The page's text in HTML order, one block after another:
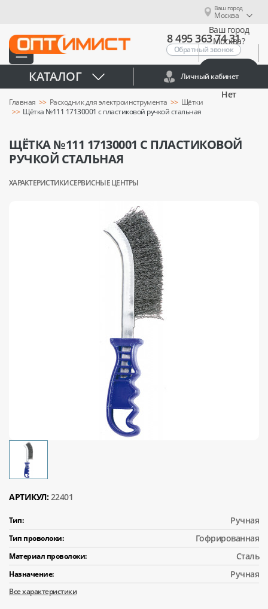
Ваш город
Москва
Ваш город
Москва?
Нет
8 495 363 74 31
Обратный звонок
КАТАЛОГ Личный кабинет
Главная Расходник для электроинструмента
Щётки
Щётка №111 17130001 с пластиковой ручкой стальная
ЩЁТКА №111 17130001 С ПЛАСТИКОВОЙ
РУЧКОЙ СТАЛЬНАЯ
ХАРАКТЕРИСТИКИСЕРВИСНЫЕ ЦЕНТРЫ
АРТИКУЛ: 22401
Тип: Ручная
Тип проволоки: Гофрированная
Материал проволоки: Сталь
Назначение: Ручная
Все характеристики